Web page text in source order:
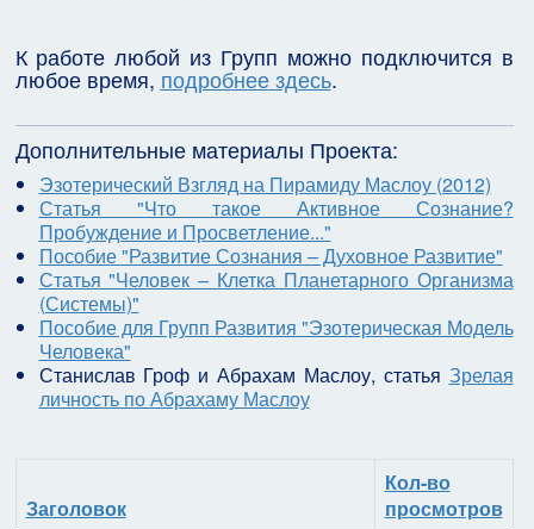
К работе любой из Групп можно подключится в
любое время, подробнее здесь.
Дополнительные материалы Проекта:
Эзотерический Взгляд на Пирамиду Маслоу (2012)
Статья "Что такое Активное Сознание?
Пробуждение и Просветление..."
Пособие "Развитие Сознания – Духовное Развитие"
Статья "Человек – Клетка Планетарного Организма
(Системы)"
Пособие для Групп Развития "Эзотерическая Модель
Человека"
Станислав Гроф и Абрахам Маслоу, статья Зрелая
личность по Абрахаму Маслоу
Заголовок
Кол-во
просмотров